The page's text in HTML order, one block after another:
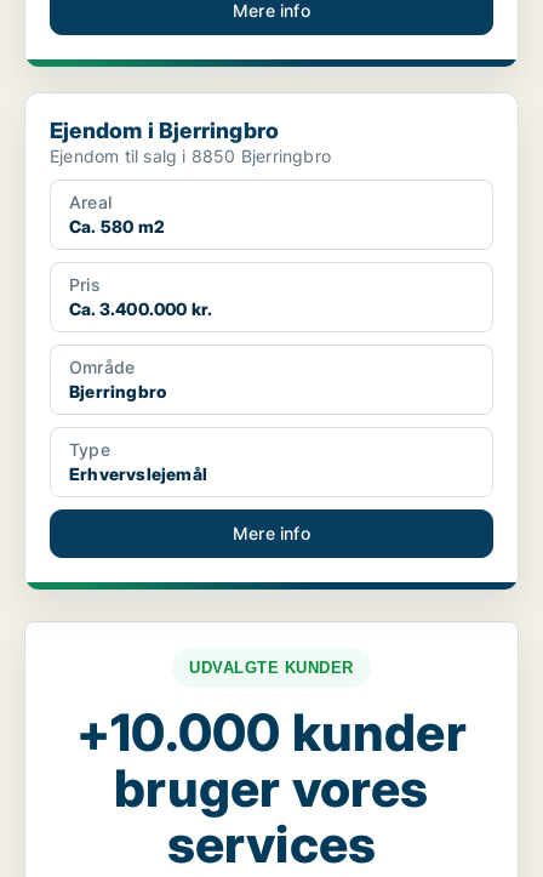
Mere info
Ejendom i Bjerringbro
Ejendom i Bjerringbro
Ejendom til salg i 8850 Bjerringbro
Areal
Ca. 580 m2
Pris
Ca. 3.400.000 kr.
Område
Bjerringbro
Type
Erhvervslejemål
Mere info
UDVALGTE KUNDER
+10.000 kunder
bruger vores
services